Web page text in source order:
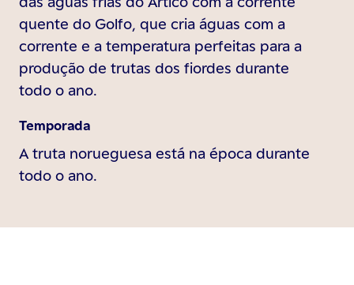
quente do Golfo, que cria águas com a
corrente e a temperatura perfeitas para a
produção de trutas dos fiordes durante
todo o ano.
Temporada
A truta norueguesa está na época durante
todo o ano.